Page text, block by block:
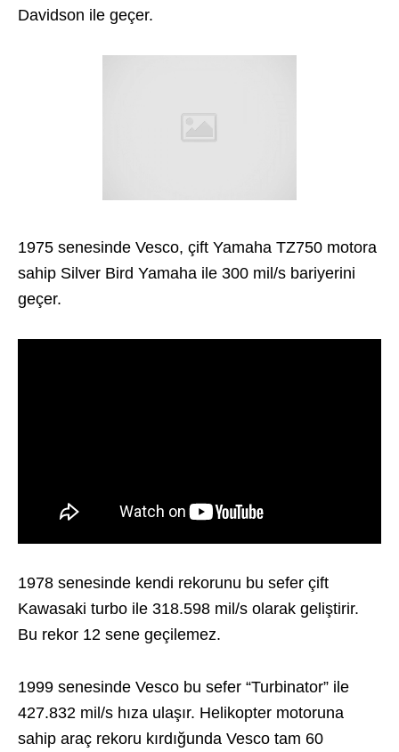
Davidson ile geçer.
1975 senesinde Vesco, çift Yamaha TZ750 motora
sahip Silver Bird Yamaha ile 300 mil/s bariyerini
geçer.
1978 senesinde kendi rekorunu bu sefer çift
Kawasaki turbo ile 318.598 mil/s olarak geliştirir.
Bu rekor 12 sene geçilemez.
1999 senesinde Vesco bu sefer “Turbinator” ile
427.832 mil/s hıza ulaşır. Helikopter motoruna
sahip araç rekoru kırdığunda Vesco tam 60